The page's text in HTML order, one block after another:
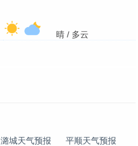
晴 / 多云
潞城天气预报
平顺天气预报